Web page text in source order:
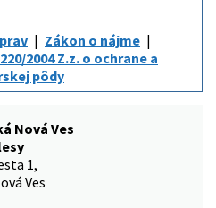
Zákon o nájme
2004 Z.z. o ochrane a
pôdy
Nová Ves
1,
Ves